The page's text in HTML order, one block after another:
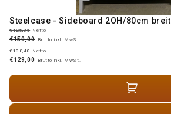
Steelcase - Sideboard 2OH/80cm breit
€126,05 Netto
€150,00 Brutto inkl. MwSt.
€108,40
Netto
€129,00 Brutto inkl. MwSt.